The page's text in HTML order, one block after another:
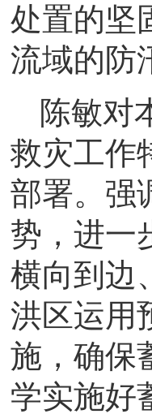
处置的坚
流域的防
陈敏对
救灾工作
部署。强
势，进一
横向到边
洪区运用
施，确保
学实施好